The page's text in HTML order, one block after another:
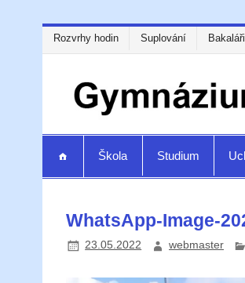
Rozvrhy hodin Suplování Bakaláři
Škola Studium
WhatsApp-Image-
23.05.2022 webmaster